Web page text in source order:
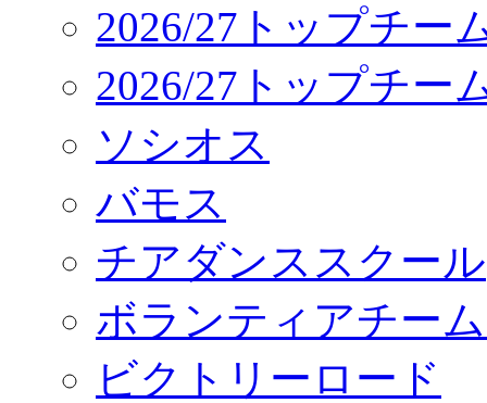
2026/27トップチー
2026/27トップチー
ソシオス
バモス
チアダンススクール
ボランティアチー
ビクトリーロード